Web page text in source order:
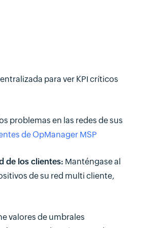
para ver KPI críticos
problemas en las redes de sus
de OpManager MSP
de los clientes: Manténgase al
de su red multi cliente,
valores de umbrales